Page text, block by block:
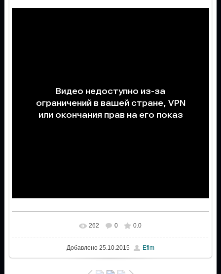
262 0 0.0
Добавлено25.10.2015 Efim